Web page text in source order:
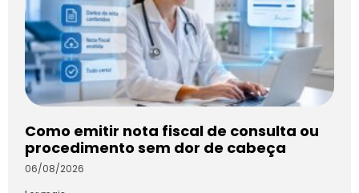
Como emitir nota fiscal de consulta ou
procedimento sem dor de cabeça
06/08/2026